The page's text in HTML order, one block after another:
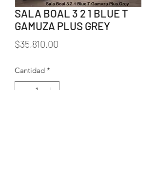
SALA BOAL 3 2 1 BLUE T
GAMUZA PLUS GREY
$35,810.00
Cantidad *